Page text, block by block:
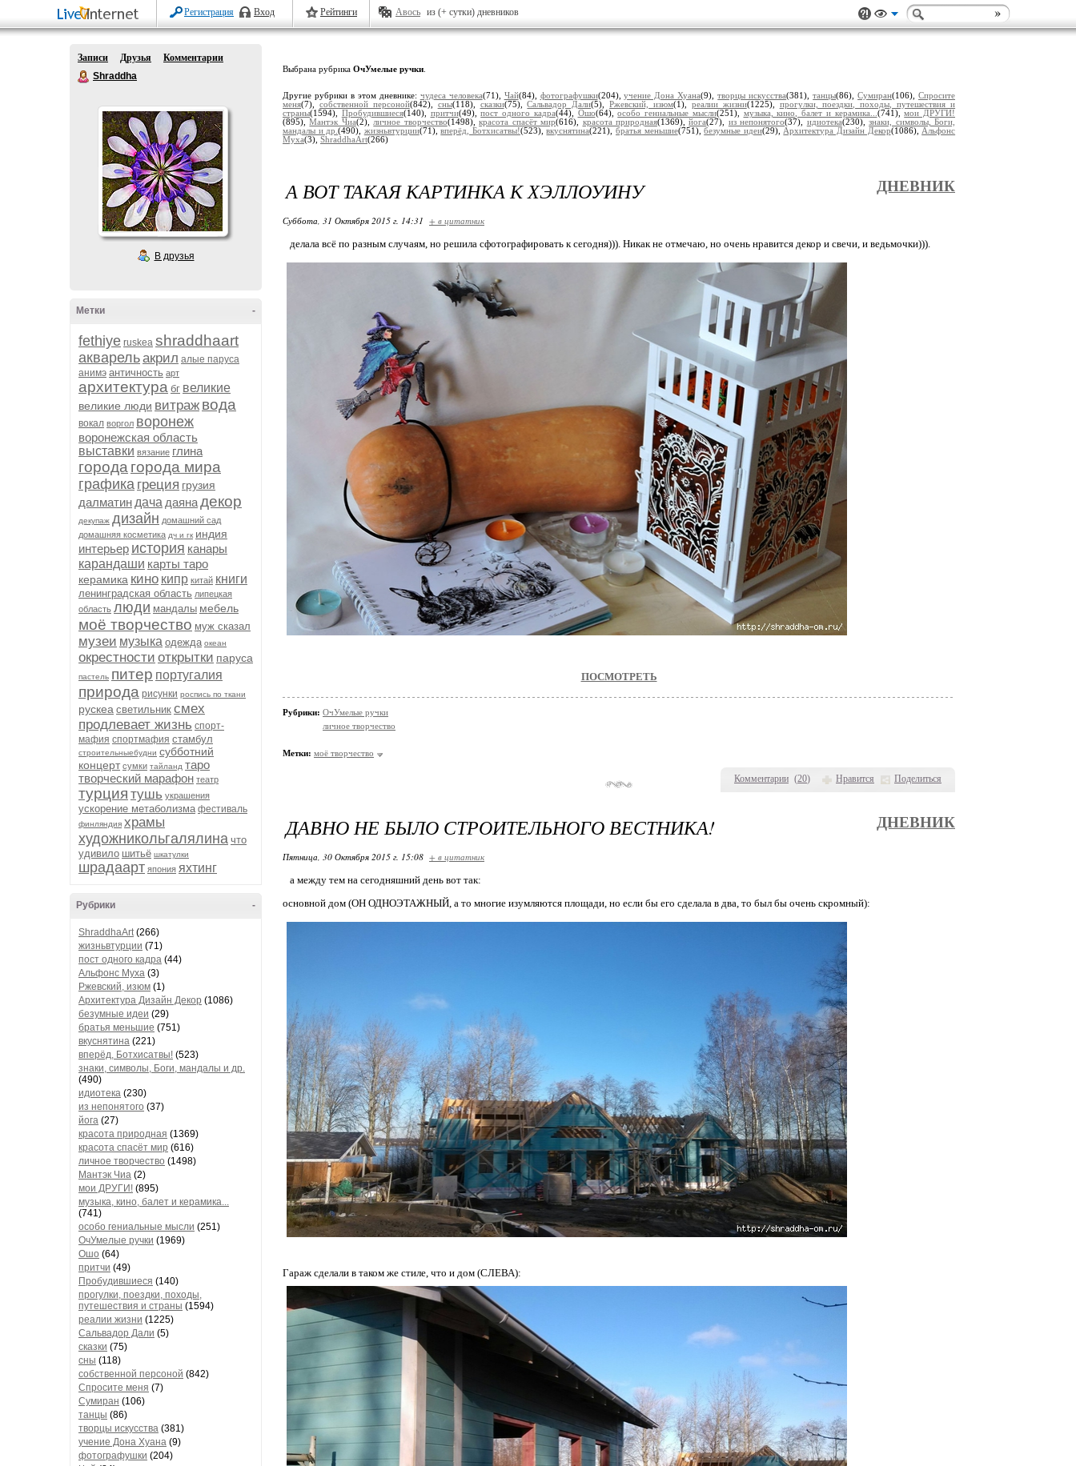
Регистрация Вход Рейтинги Авось из (+ сутки) дневников
Записи Друзья
Комментарии
Shraddha
В друзья
-
Метки
fethiye ruskea shraddhaart
акварельакрил алые паруса
анимэ античность арт
архитектура бг великие
великие люди витраж вода
вокал воргол воронеж
воронежская область
выставки вязание глина
города города мира
графика греция грузия
далматин дача даянадекор
декупаж дизайн домашний сад
домашняя косметика дч и гк индия
интерьер история канары
карандаши карты таро
керамика кино кипр китай книги
ленинградская область липецкая
область люди мандалы мебель
моё творчество муж сказал
музеи музыка одежда океан
окрестности открытки паруса
пастель питер португалия
природа рисунки роспись по ткани
рускеа светильник смех
продлевает жизнь спорт-
мафия спортмафия стамбул
строительныебудни субботний
концерт сумки тайланд таро
творческий марафон театр
турция тушь украшения
ускорение метаболизма фестиваль
финляндия храмы
художникольгалялина что
удивило шитьё шкатулки
шрадаарт япония яхтинг
-
Рубрики
ShraddhaArt(266)
жизньвтурции (71)
пост одного кадра (44)
Альфонс Муха (3)
Ржевский, изюм (1)
Архитектура Дизайн Декор (1086)
безумные идеи (29)
братья меньшие (751)
вкуснятина (221)
вперёд, Ботхисатвы! (523)
знаки, символы, Боги, мандалы и др.
(490)
идиотека (230)
из непонятого (37)
йога (27)
красота природная (1369)
красота спасёт мир (616)
личное творчество (1498)
Мантэк Чиа (2)
мои ДРУГИ! (895)
музыка, кино, балет и керамика...
(741)
особо гениальные мысли (251)
ОчУмелые ручки (1969)
Ошо (64)
притчи (49)
Пробудившиеся (140)
прогулки, поездки, походы,
путешествия и страны (1594)
реалии жизни (1225)
Сальвадор Дали (5)
сказки (75)
сны (118)
собственной персоной (842)
Спросите меня (7)
Сумиран (106)
танцы (86)
творцы искусства (381)
учение Дона Хуана (9)
фотографушки (204)
Выбрана рубрика ОчУмелые ручки
Другие рубрики в этом дневнике: чудеса человека(71), Чай(84), фотографушки(204),учение Дона Хуана(9),творцы искусства(381),танцы(86),Сумиран(106), Спросите
меня(7), собственной персоной(842), сны(118), сказки(75),Сальвадор Дали(5),Ржевский, изюм(1), реалии жизни(1225), прогулки, поездки, походы, путешествия и
страны(1594), Пробудившиеся(140), притчи(49),пост одного кадра(44), Ошо(64),особо гениальные мысли(251), музыка, кино, балет и керамика... (741),мои ДРУГИ!
(895),Мантэк Чиа(2), личное творчество(1498),красота спасёт мир(616), красота природная(1369),йога(27), из непонятого(37), идиотека(230),знаки, символы, Боги,
мандалы и др.(490), жизньвтурции(71),вперёд, Ботхисатвы!(523),вкуснятина(221),братья меньшие(751),безумные идеи(29), Архитектура Дизайн Декор(1086), Альфонс
Муха(3), ShraddhaArt(266)
Комментарии (20) Нравится Поделиться
А ВОТ ТАКАЯ КАРТИНКА К ХЭЛЛОУИНУ ДНЕВНИК
Суббота, 31 Октября 2015 г. 14:31 + в цитатник
делала всё по разным случаям, но решила сфотографировать к сегодня))). Никак не отмечаю, но очень нравится декор и свечи, и ведьмочки))).
ПОСМОТРЕТЬ
Рубрики: ОчУмелые ручки
личное творчество
Метки: моё творчество
ДАВНО НЕ БЫЛО СТРОИТЕЛЬНОГО ВЕСТНИКА! ДНЕВНИК
Пятница, 30 Октября 2015 г. 15:08 + в цитатник
а между тем на сегодняшний день вот так:
основной дом (ОН ОДНОЭТАЖНЫЙ, а то многие изумляются площади, но если бы его сделала в два, то был бы очень скромный):
Гараж сделали в таком же стиле, что и дом (СЛЕВА):